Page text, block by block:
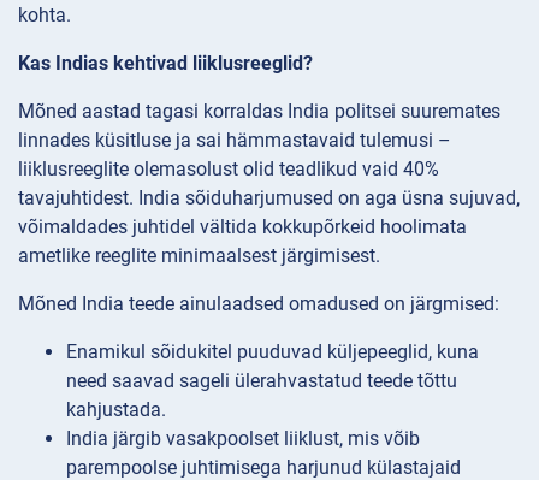
kohta.
Kas Indias kehtivad liiklusreeglid?
Mõned aastad tagasi korraldas India politsei suuremates
linnades küsitluse ja sai hämmastavaid tulemusi –
liiklusreeglite olemasolust olid teadlikud vaid 40%
tavajuhtidest. India sõiduharjumused on aga üsna sujuvad,
võimaldades juhtidel vältida kokkupõrkeid hoolimata
ametlike reeglite minimaalsest järgimisest.
Mõned India teede ainulaadsed omadused on järgmised:
Enamikul sõidukitel puuduvad küljepeeglid, kuna
need saavad sageli ülerahvastatud teede tõttu
kahjustada.
India järgib vasakpoolset liiklust, mis võib
parempoolse juhtimisega harjunud külastajaid